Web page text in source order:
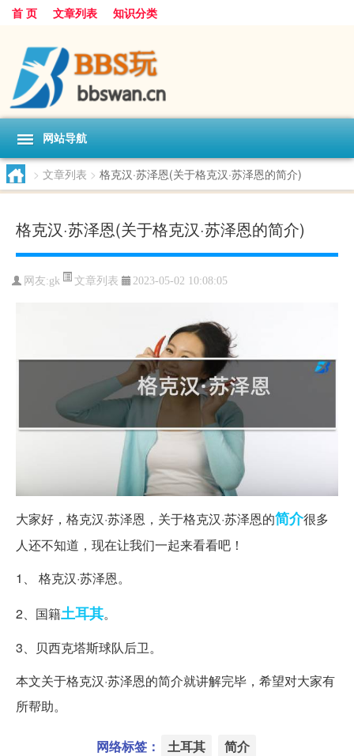
首 页 文章列表 知识分类
网站导航
> 文章列表 > 格克汉·苏泽恩(关于格克汉·苏泽恩的简介)
格克汉·苏泽恩(关于格克汉·苏泽恩的简介)
网友:gk 文章列表 2023-05-02 10:08:05
大家好，格克汉·苏泽恩，关于格克汉·苏泽恩的简介很多
人还不知道，现在让我们一起来看看吧！
1、 格克汉·苏泽恩。
2、国籍土耳其。
3、贝西克塔斯球队后卫。
本文关于格克汉·苏泽恩的简介就讲解完毕，希望对大家有
所帮助。
网络标签： 土耳其 简介